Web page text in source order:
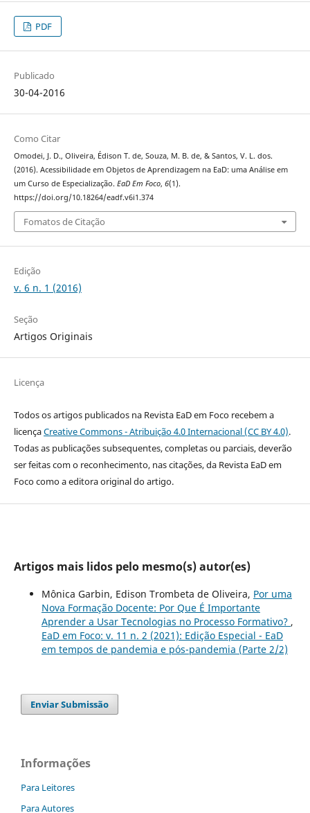
PDF
Publicado
30-04-2016
Como Citar
Omodei, J. D., Oliveira, Édison T. de, Souza, M. B. de, & Santos, V. L. dos.
(2016). Acessibilidade em Objetos de Aprendizagem na EaD: uma Análise em
um Curso de Especialização. EaD Em Foco, 6(1).
https://doi.org/10.18264/eadf.v6i1.374
Fomatos de Citação
Edição
v. 6 n. 1 (2016)
Seção
Artigos Originais
Licença
Todos os artigos publicados na Revista EaD em Foco recebem a
licençaCreative Commons - Atribuição 4.0 Internacional (CC BY 4.0).
Todas as publicações subsequentes, completas ou parciais, deverão
ser feitas com o reconhecimento, nas citações, da Revista EaD em
Foco como a editora original do artigo.
Artigos mais lidos pelo mesmo(s) autor(es)
Mônica Garbin, Edison Trombeta de Oliveira, Por uma
Nova Formação Docente: Por Que É Importante
Aprender a Usar Tecnologias no Processo Formativo? ,
EaD em Foco: v. 11 n. 2 (2021): Edição Especial - EaD
em tempos de pandemia e pós-pandemia (Parte 2/2)
Enviar Submissão
Informações
Para Leitores
Para Autores